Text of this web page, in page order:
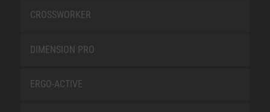
CROSSWORKER
DIMENSION PRO
ERGO-ACTIVE